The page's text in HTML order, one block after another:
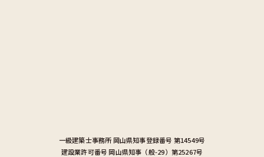
一級建築士事務所 岡山県知事登録番号 第14549号
建設業許可番号 岡山県知事（般-29）第25267号